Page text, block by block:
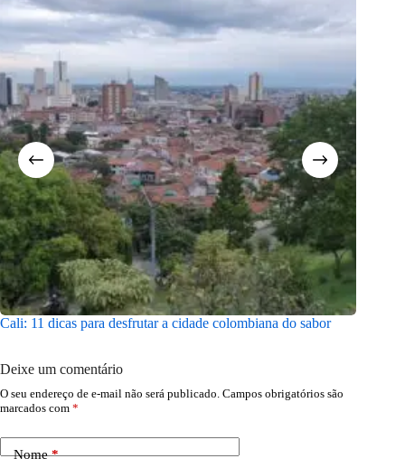
Cali: 11 dicas para desfrutar a cidade colombiana do sabor
Deixe um comentário
O seu endereço de e-mail não será publicado. Campos obrigatórios são
marcados com *
Nome*